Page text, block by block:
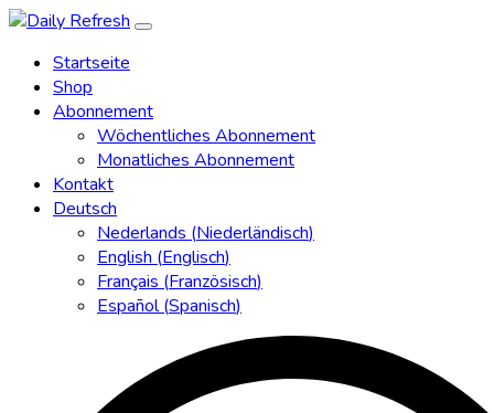
Startseite
Shop
Abonnement
Wöchentliches Abonnement
Monatliches Abonnement
Kontakt
Deutsch
Nederlands (Niederländisch)
English (Englisch)
Français (Französisch)
Español(Spanisch)